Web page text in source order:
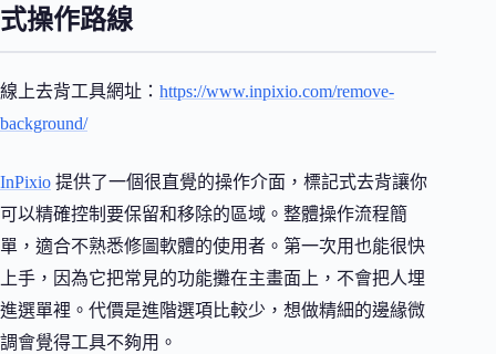
式操作路線
線上去背工具網址： https://www.inpixio.com/remove-
background/
InPixio 提供了一個很直覺的操作介面，標記式去背讓你
可以精確控制要保留和移除的區域。整體操作流程簡
單，適合不熟悉修圖軟體的使用者。第一次用也能很快
上手，因為它把常見的功能攤在主畫面上，不會把人埋
進選單裡。代價是進階選項比較少，想做精細的邊緣微
調會覺得工具不夠用。